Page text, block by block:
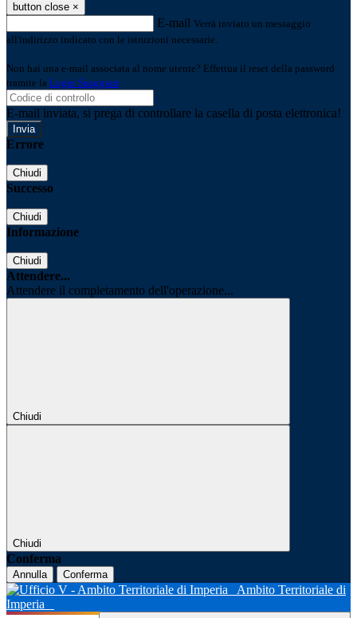
button close ×
E-mail Verrà inviato un messaggio
all'indirizzo indicato con le istruzioni necessarie.
Non hai una e-mail associata al nome utente? Effettua il reset della password
tramite la Login Spaggiari
E-mail inviata, si prega di controllare la casella di posta elettronica!
Errore
Chiudi
Successo
Chiudi
Informazione
Chiudi
Attendere...
Attendere il completamento dell'operazione...
Chiudi
Chiudi
Conferma
Annulla Conferma
Ambito Territoriale di
Imperia